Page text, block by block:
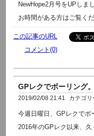
NewHope2月号をUPしまし
お時間がある方はご覧くだ
この記事のURL
コメント(0)
GPレクでボーリング。
2019/02/08 21:41 カテゴリ
今週日曜日、GPレクでボ
2016年のGPレク以来、久